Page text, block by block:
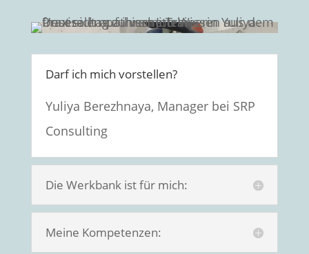
Darf ich mich vorstellen?
Yuliya Berezhnaya, Manager bei SRP
Consulting
Die Werkbank ist für mich:
Meine Kompetenzen: